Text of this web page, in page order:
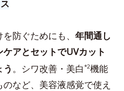
を防ぐためにも、年間通し
アとセットでUVカット
。シワ改善・美白*2機能
など、美容液感覚で使え